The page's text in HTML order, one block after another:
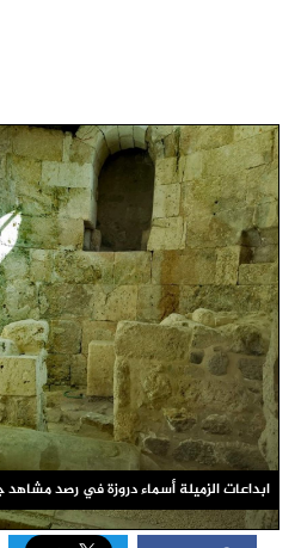
ابداعات الزميلة أسماء دروزة في رصد